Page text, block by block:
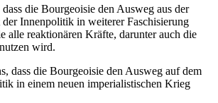
dass die Bourgeoisie den Ausweg aus der
Innenpolitik in weiterer Faschisierung
alle reaktionären Kräfte, darunter auch die
wird.
dass die Bourgeoisie den Ausweg auf dem
in einem neuen imperialistischen Krieg